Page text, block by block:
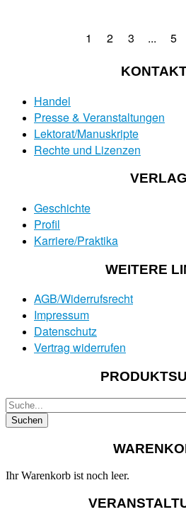
1 2 3 ... 5
Handel
Presse & Veranstaltungen
Lektorat/Manuskripte
Rechte und Lizenzen
VERLAG
Geschichte
Profil
Karriere/Praktika
WEITERE
AGB/Widerrufsrecht
Impressum
Datenschutz
Vertrag widerrufen
Ihr Warenkorb ist noch leer.